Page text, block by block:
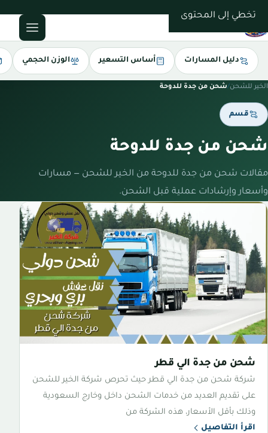
تخطي إلى المحتوى
دليل المسارات أساس التسعير الوزن الحجمي
الخير للشحن/شحن من جدة للدوحة
قسم
شحن من جدة للدوحة
مقالات شحن من جدة للدوحة من الخير للشحن — مسارات
وأسعار وإرشادات عملية قبل الشحن.
شحن من جدة الي قطر
شركة شحن من جدة الي قطر حيث تحرص شركة الخير للشحن
على تقديم العديد من خدمات الشحن داخل وخارج السعودية
وذلك بأقل الأسعار، هذه الشركة من
اقرأ التفاصيل